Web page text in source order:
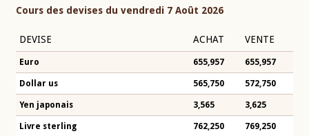
Cours des devises du vendredi 7 Août 2026
DEVISE ACHAT VENTE
Euro 655,957 655,957
Dollar us 565,750 572,750
Yen japonais 3,565 3,625
Livre sterling 762,250 769,250